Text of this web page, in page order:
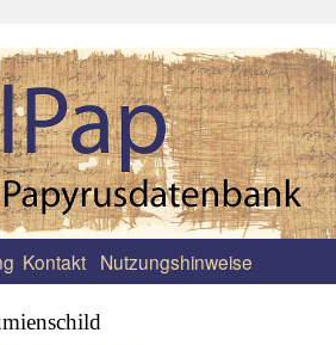
Kontakt Nutzungshinweise